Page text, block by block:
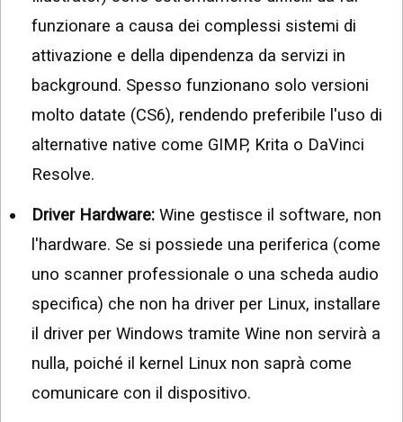
funzionare a causa dei complessi sistemi di
attivazione e della dipendenza da servizi in
background. Spesso funzionano solo versioni
molto datate (CS6), rendendo preferibile l'uso di
alternative native come GIMP, Krita o DaVinci
Resolve.
Driver Hardware: Wine gestisce il software, non
l'hardware. Se si possiede una periferica (come
uno scanner professionale o una scheda audio
specifica) che non ha driver per Linux, installare
il driver per Windows tramite Wine non servirà a
nulla, poiché il kernel Linux non saprà come
comunicare con il dispositivo.